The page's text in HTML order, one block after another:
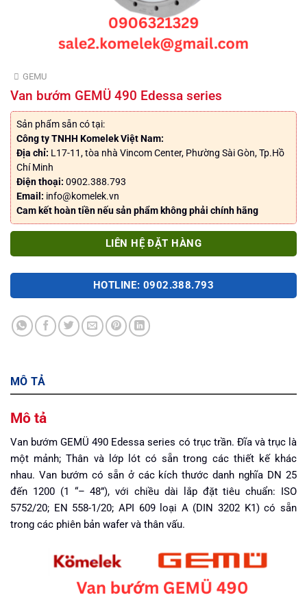
GEMU
Van bướm GEMÜ 490 Edessa series
Sản phẩm sẵn có tại:
Công ty TNHH Komelek Việt Nam:
Địa chỉ: L17-11, tòa nhà Vincom Center, Phường Sài Gòn, Tp.Hồ
Chí Minh
Điện thoại: 0902.388.793
Email: info@komelek.vn
Cam kết hoàn tiền nếu sản phẩm không phải chính hãng
LIÊN HỆ ĐẶT HÀNG
HOTLINE: 0902.388.793
MÔ TẢ
Mô tả
Van bướmGEMÜ 490 Edessa series có trục trần. Đĩa và trục là
một mảnh; Thân và lớp lót có sẵn trong các thiết kế khác
nhau. Van bướm có sẵn ở các kích thước danh nghĩa DN 25
đến 1200 (1 “– 48”), với chiều dài lắp đặt tiêu chuẩn: ISO
5752/20; EN 558-1/20; API 609 loại A (DIN 3202 K1) có sẵn
trong các phiên bản wafer và thân vấu.